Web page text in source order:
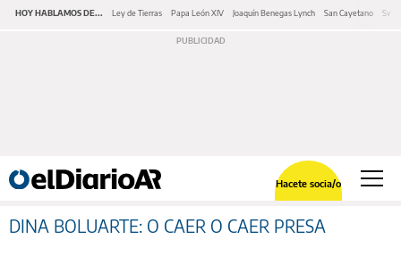
HOY HABLAMOS DE... Ley de Tierras Papa León XIV Joaquín Benegas Lynch San Cayetano
Hacete socia/o
DINA BOLUARTE: O CAER O CAER PRESA